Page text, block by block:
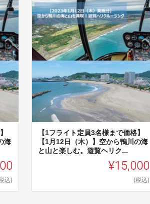
海
込)
【1フライト定員3名様まで価格】
【1月12日（木）】空から鴨川の海
と山と楽しむ。遊覧ヘリク...
¥15,000
(税込)